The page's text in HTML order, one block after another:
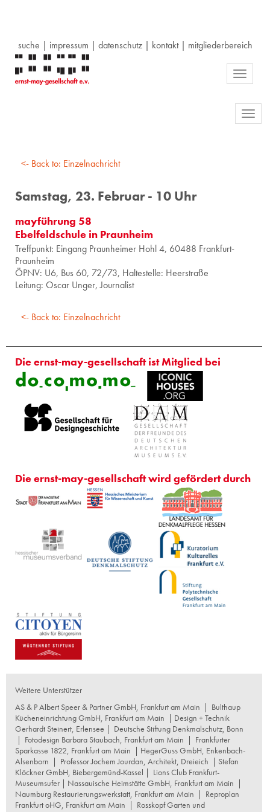
suche | impressum | datenschutz| kontakt| mitgliederbereich
Toggle
<- Back to: Einzelnachricht
Samstag, 23. Februar - 10 Uhr
mayführung 58
Ebelfeldschule in Praunheim
Treff­punkt: Ein­gang Praun­hei­mer Hohl 4, 60488 Frank­furt-
Praun­heim
ÖPNV: U6, Bus 60, 72/73, Hal­te­stel­le: Heer­stra­ße
Lei­tung: Oscar Unger, Jour­na­list
<- Back to: Einzelnachricht
Die ernst-may-gesellschaft ist Mitglied bei
Die ernst-may-gesellschaft wird gefördert durch
Weitere Unterstützer
AS & P Albert Speer & Partner GmbH, Frankfurt am Main | Bulthaup
Kücheneinrichtung GmbH, Frankfurt am Main | Design + Technik
Gerhardt Steinert, Erlensee | Deutsche Stiftung Denkmalschutz, Bonn
| Fotodesign Barbara Staubach, Frankfurt am Main | Frankfurter
Sparkasse 1822, Frankfurt am Main | HegerGuss GmbH, Enkenbach-
Alsenborn | Professor Jochem Jourdan, Architekt, Dreieich | Stefan
Klöckner GmbH, Biebergemünd-Kassel | Lions Club Frankfurt-
Museumsufer | Nassauische Heimstätte GmbH, Frankfurt am Main |
Naumburg Restaurierungswerkstatt, Frankfurt am Main | Reproplan
Frankfurt oHG, Frankfurt am Main | Rosskopf Garten und